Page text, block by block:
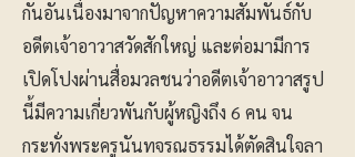
กันอันเนื่องมาจากปัญหาความสัมพันธ์กับ
อดีตเจ้าอาวาสวัดสักใหญ่ และต่อมามีการ
เปิดโปงผ่านสื่อมวลชนว่าอดีตเจ้าอาวาสรูป
นี้มีความเกี่ยวพันกับผู้หญิงถึง 6 คน จน
กระทั่งพระครูนันทจรณธรรมได้ตัดสินใจลา